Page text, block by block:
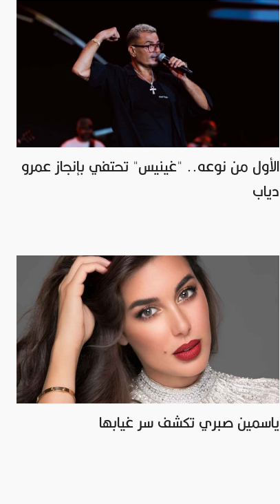
الأول من نوعه.. "غينيس" تحتفي بإنجاز عمرو
دياب
ياسمين صبري تكشف سر غيابها